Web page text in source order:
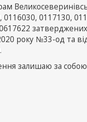
0117130,
року №33-од та
залишаю за